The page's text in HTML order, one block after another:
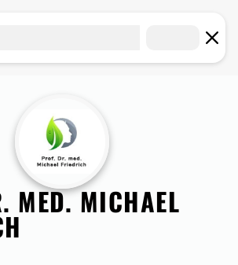
MED. MICHAEL